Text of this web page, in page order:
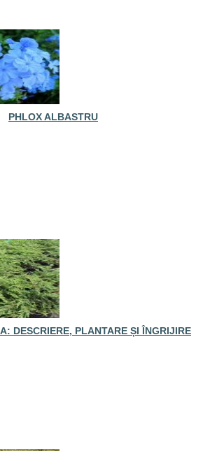
PHLOX ALBASTRU
DESCRIERE, PLANTARE ȘI ÎNGRIJIRE